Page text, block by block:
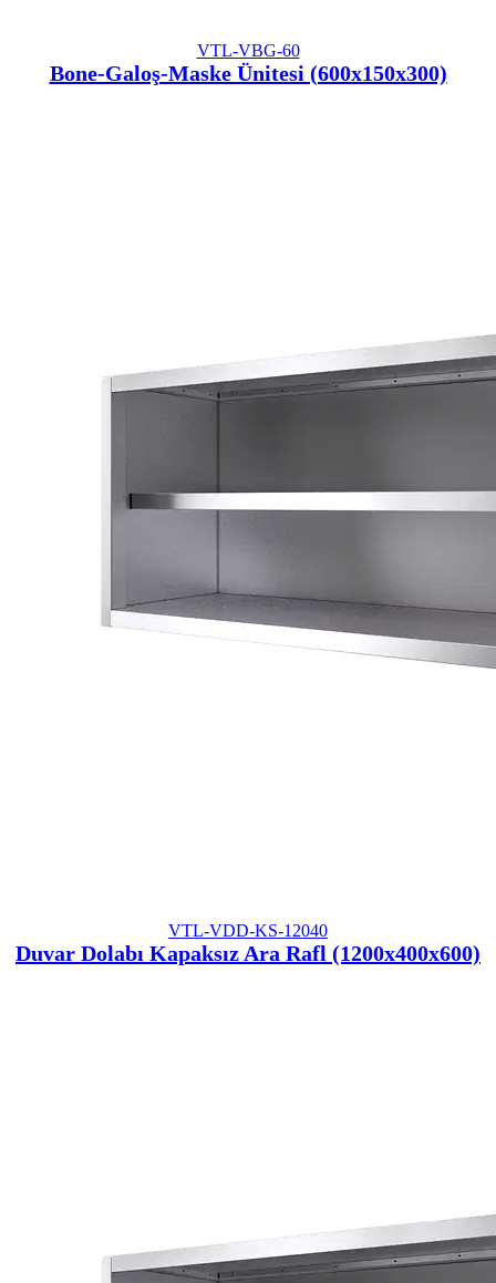
VTL-VBG-60
Bone-Galoş-Maske Ünitesi (600x150x300)
VTL-VDD-KS-12040
Duvar Dolabı Kapaksız Ara Rafl (1200x400x600)